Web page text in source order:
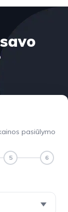
pasiūlymo
5 6